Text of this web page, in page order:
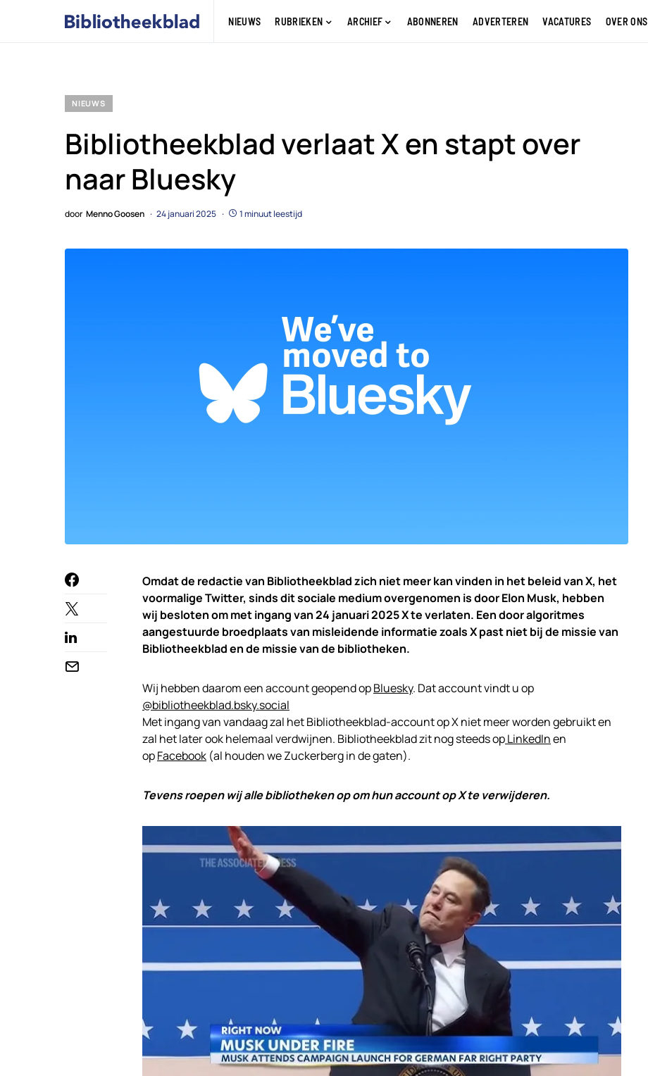
NIEUWS RUBRIEKEN ARCHIEF ABONNEREN ADVERTEREN VACATURES OVER ONS
NIEUWS
Bibliotheekblad verlaat X en stapt over
naar Bluesky
door Menno Goosen 24 januari 2025 1 minuut leestijd
Omdat de redactie van Bibliotheekblad zich niet meer kan vinden in het beleid van X, het
voormalige Twitter, sinds dit sociale medium overgenomen is door Elon Musk, hebben
wij besloten om met ingang van 24 januari 2025 X te verlaten. Een door algoritmes
aangestuurde broedplaats van misleidende informatie zoals X past niet bij de missie van
Bibliotheekblad en de missie van de bibliotheken.
Wij hebben daarom een account geopend opBluesky. Dat account vindt u op
@bibliotheekblad.bsky.social
Met ingang van vandaag zal het Bibliotheekblad-account op X niet meer worden gebruikt en
zal het later ook helemaal verdwijnen. Bibliotheekblad zit nog steeds opLinkedInen
opFacebook (al houden we Zuckerberg in de gaten).
Tevens roepen wij alle bibliotheken op om hun account op X te verwijderen.